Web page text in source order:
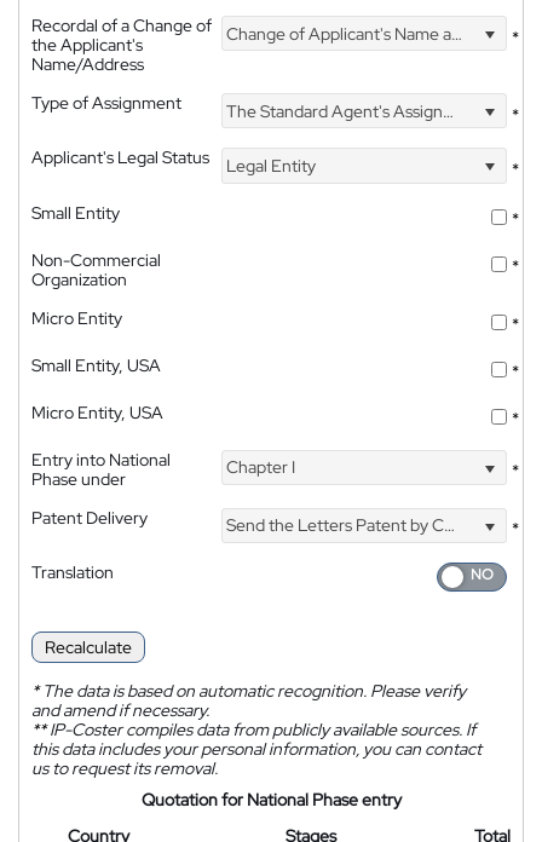
Recordal of a Change of
the Applicant's
Name/Address
Change of Applicant's Name and Address *
Type of Assignment The Standard Agent's Assignment
*
Applicant's Legal Status
Legal Entity
*
Small Entity
*
Non-Commercial
Organization
*
Micro Entity
*
Small Entity, USA
*
Micro Entity, USA
*
Entry into National
Phase under
Chapter I *
Patent Delivery Send the Letters Patent by Courier
*
Translation
Recalculate
*The data is based on automatic recognition. Please verify
and amend if necessary.
**IP-Coster compiles data from publicly available sources. If
this data includes your personal information, you can contact
us to request its removal.
Quotation for National Phase entry
Country
Stages Total